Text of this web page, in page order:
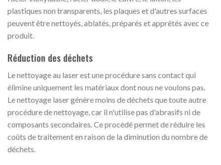
plastiques non transparents, les plaques et d'autres surfaces
peuvent être nettoyés, ablatés, préparés et apprêtés avec ce
produit.
Réduction des déchets
Le nettoyage au laser est une procédure sans contact qui
élimine uniquement les matériaux dont nous ne voulons pas.
Le nettoyage laser génère moins de déchets que toute autre
procédure de nettoyage, car il n'utilise pas d'abrasifs ni de
composants secondaires. Ce procédé permet de réduire les
coûts de traitement en raison de la diminution du nombre de
déchets.